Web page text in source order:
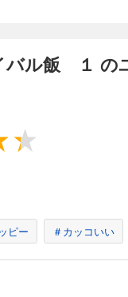
て、その「お肉」美味しく
市でまさかの「醤油」と「
れていた甲斐があったぞおぉ
バル飯 １ の
ピー ＃カッコいい